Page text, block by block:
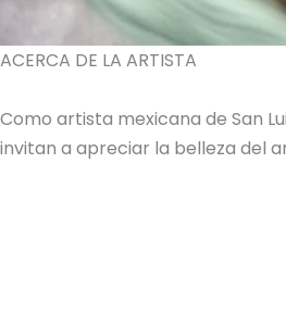
ACERCA DE LA ARTISTA
Como artista mexicana de San
invitan a apreciar la belleza del